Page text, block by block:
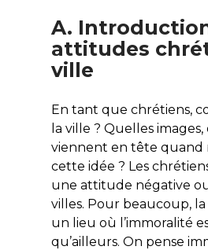
A.
attitudes
ville
En tant que chrétiens,
la ville ? Quelles
viennent en tête quand
cette idée ? Les
une attitude négative
villes. Pour beaucoup,
un lieu où l’immoralité
qu’ailleurs. On pense